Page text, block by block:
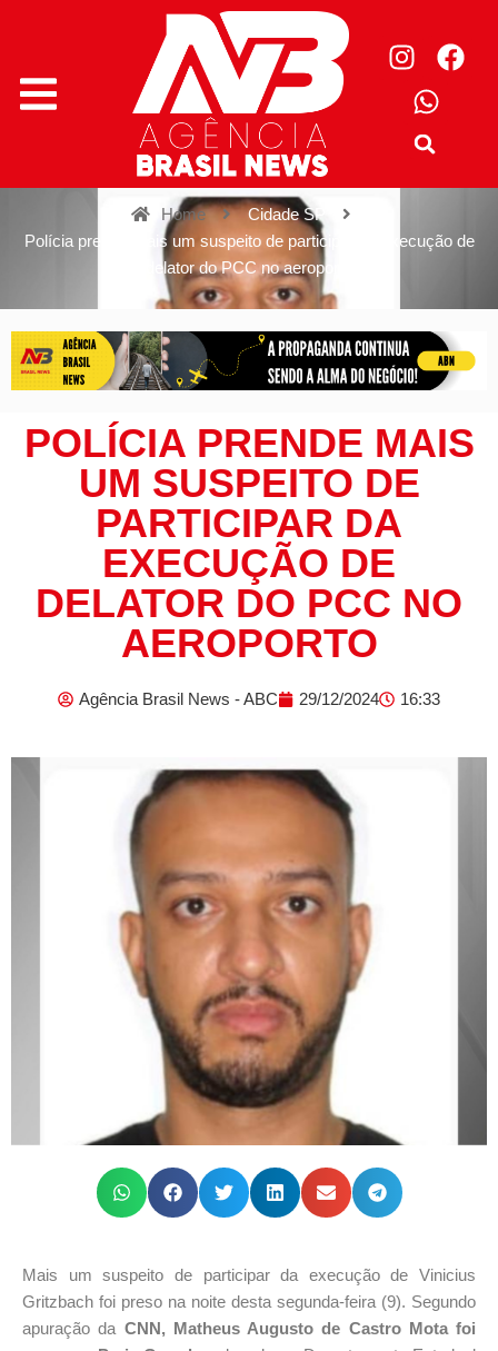
Home
Cidade SP
Polícia prende mais um suspeito de participar da execução de
delator do PCC no aeroporto
POLÍCIA PRENDE MAIS
UM SUSPEITO DE
PARTICIPAR DA
EXECUÇÃO DE
DELATOR DO PCC NO
AEROPORTO
Agência Brasil News - ABC 29/12/2024 16:33
Mais um suspeito de participar da execução de Vinicius
Gritzbach foi preso na noite desta segunda-feira (9). Segundo
apuração da CNN, Matheus Augusto de Castro Mota foi